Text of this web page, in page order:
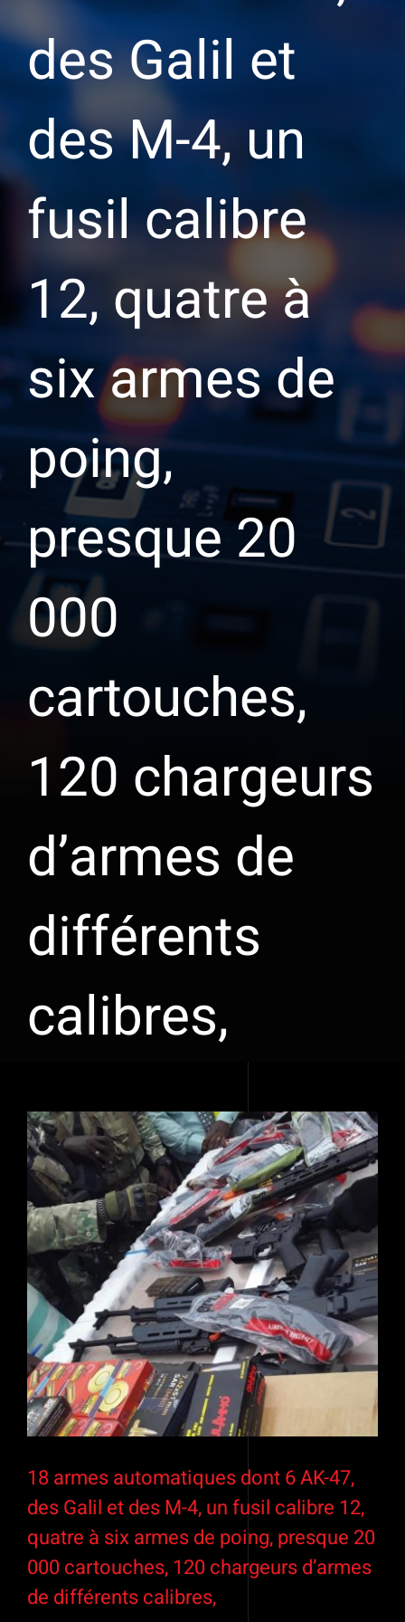
des Galil et
des M-4, un
fusil calibre
12, quatre à
six armes de
poing,
presque 20
000
cartouches,
120 chargeurs
d’armes de
différents
calibres,
Voir
l'image
agrandie
18 armes automatiques dont 6 AK-47,
des Galil et des M-4, un fusil calibre 12,
quatre à six armes de poing, presque 20
000 cartouches, 120 chargeurs d’armes
de différents calibres,